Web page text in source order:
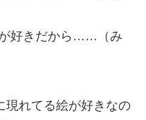
好きだから……（み
現れてる絵が好きなの